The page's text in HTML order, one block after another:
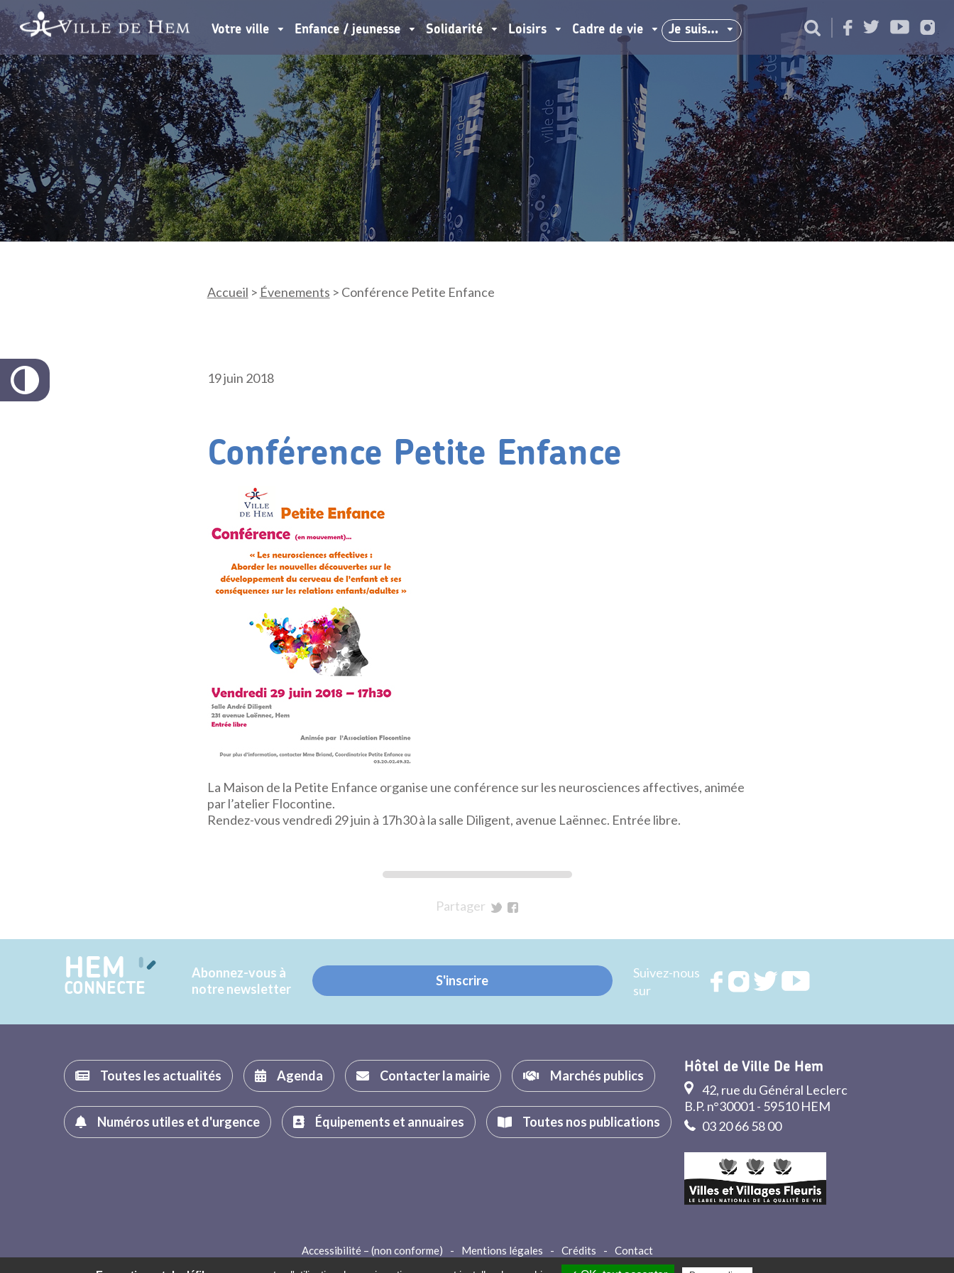
Votre ville Enfance / jeunesse Solidarité Loisirs Cadre de vie Je suis…
Accueil > Évenements > Conférence Petite Enfance
19 juin 2018
Conférence Petite Enfance
La Maison de la Petite Enfance organise une conférence sur les neurosciences affectives, animée
par l’atelier Flocontine.
Rendez-vous vendredi 29 juin à 17h30 à la salle Diligent, avenue Laënnec. Entrée libre.
Partager
Twitter
Facebook
HEM
CONNECTE
Abonnez-vous à
notre newsletter
S'inscrire
Suivez-nous
sur
RejoignezRejoignezRejoignez
Toutes les actualités Agenda Contacter la mairie Marchés publics
Numéros utiles et d'urgence Équipements et annuaires Toutes nos publications
Hôtel de Ville De Hem
42, rue du Général Leclerc
B.P. n°30001 - 59510 HEM
03 20 66 58 00
Accessibilité – (non conforme) - Mentions légales - Crédits - Contact